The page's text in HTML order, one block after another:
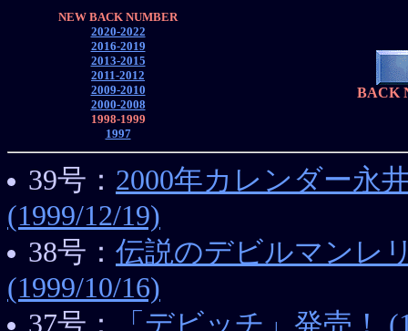
NEW BACK NUMBER
2020-2022
2016-2019
2013-2015
2011-2012
2009-2010
2000-2008
1998-1999
1997
BACK
39号： 2000年カレンダー永
(1999/12/19)
38号： 伝説のデビルマンレ
(1999/10/16)
37号：
「デビッチ」発売！